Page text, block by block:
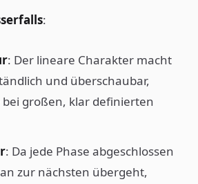
:
: Der lineare Charakter macht
und überschaubar,
großen, klar definierten
: Da jede Phase abgeschlossen
zur nächsten übergeht,